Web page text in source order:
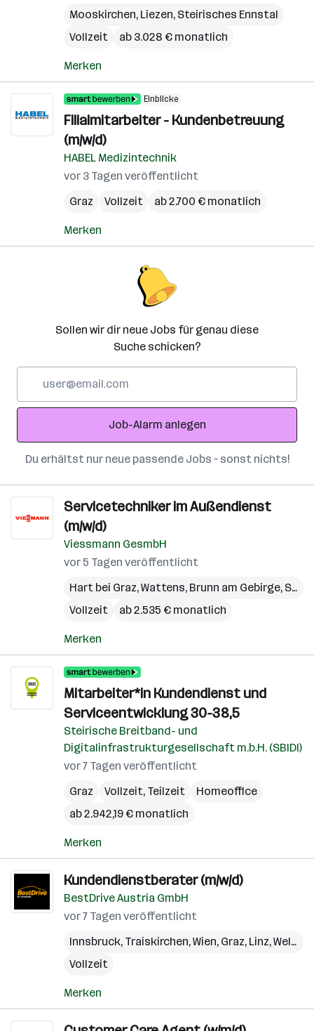
Mooskirchen, Liezen, Steirisches Ennstal
Vollzeit
ab 3.028 € monatlich
Merken
Einblicke
Filialmitarbeiter - Kundenbetreuung
(m/w/d)
HABEL Medizintechnik
vor 3 Tagen veröffentlicht
Graz
Vollzeit ab 2.700 € monatlich
Merken
Sollen wir dir neue Jobs für genau diese
Suche schicken?
Adresse
Job-Alarm anlegen
Du erhältst nur neue passende Jobs – sonst nichts!
Servicetechniker im Außendienst
(m/w/d)
Viessmann GesmbH
vor 5 Tagen veröffentlicht
Hart bei Graz,Wattens, Brunn am Gebirge, Steinhaus
Vollzeit
ab 2.535 € monatlich
Merken
Mitarbeiter*in Kundendienst und
Serviceentwicklung 30-38,5
Steirische Breitband- und
Digitalinfrastrukturgesellschaft m.b.H. (SBIDI)
vor 7 Tagen veröffentlicht
Graz
Vollzeit, Teilzeit
Homeoffice
ab 2.942,19 € monatlich
Merken
Kundendienstberater (m/w/d)
BestDrive Austria GmbH
vor 7 Tagen veröffentlicht
Innsbruck, Traiskirchen,Wien, Graz, Linz,Wels
Vollzeit
Merken